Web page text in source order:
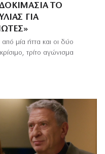
ΤΟ
ΓΙΑ
μία ήττα και οι δύο
τρίτο αγώνισμα